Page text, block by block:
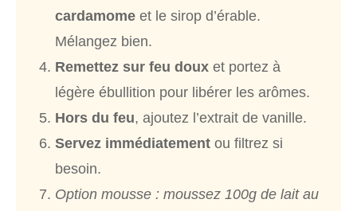
cardamomeet le sirop d’érable.
Mélangez bien.
Remettez sur feu douxet portez à
légère ébullition pour libérer les arômes.
Hors du feu, ajoutez l’extrait de vanille.
Servez immédiatementou filtrez si
besoin.
Option mousse : moussez 100g de lait au